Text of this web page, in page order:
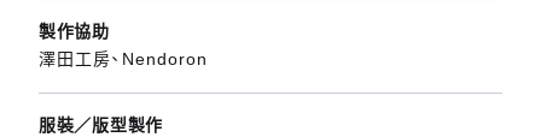
製作協助
澤田工房、Nendoron
服裝／版型製作